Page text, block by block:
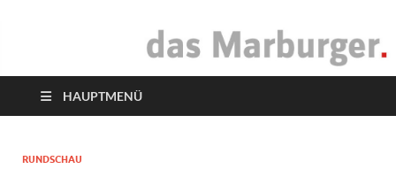
das Marburger.
HAUPTMENÜ
RUNDSCHAU